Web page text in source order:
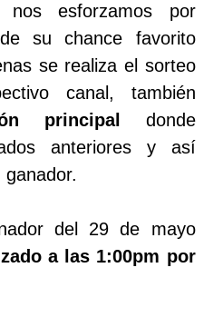
nos esforzamos por
su chance favorito
se realiza el sorteo
canal, también
principal
donde
anteriores y así
del 29 de mayo
a las 1:00pm por